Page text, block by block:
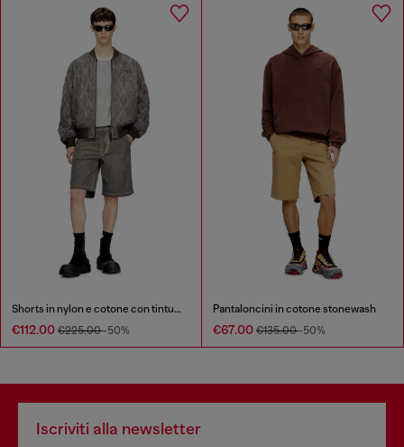
Shorts in nylon e cotone con tintura pigmentata
€112.00 €225.00-50%
Pantaloncini in cotone stonewash
€67.00 €135.00-50%
Iscriviti alla newsletter